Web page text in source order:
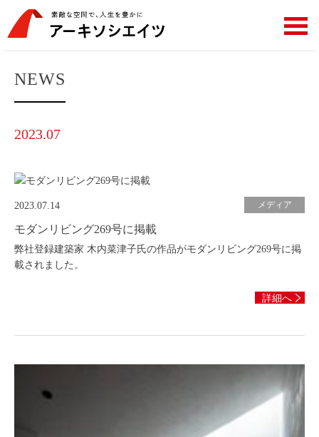
NEWS
2023.07
2023.07.14
モダンリビング269号に掲載
弊社登録建築家 木内菜津子氏の作品がモダンリビング269号に掲
載されました。
メディア
詳細へ